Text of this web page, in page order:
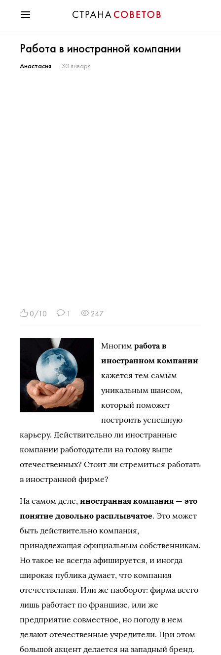
Мода
Звезды
Работа в иностранной компании
Анастасия 30 января
0/10 1 247
Многим работа в
иностранном компании
кажется тем самым
уникальным шансом,
который поможет
построить успешную
карьеру. Действительно ли иностранные
компании работодатели на голову выше
отечественных? Стоит ли стремиться работать
в иностранной фирме?
На самом деле, иностранная компания — это
понятие довольно расплывчатое. Это может
быть действительно компания,
принадлежащая официальным собственникам.
Но такое не всегда афишируется, и иногда
широкая публика думает, что компания
отечественная. Или же наоборот: фирма всего
лишь работает по франшизе, или же
предприятие совместное, но погоду в нем
делают отечественные учредители. При этом
большой акцент делается на западный бренд.